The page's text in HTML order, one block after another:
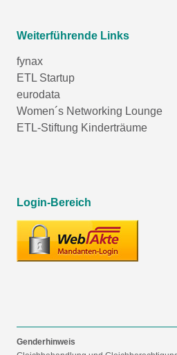
Weiterführende Links
fynax
ETL Startup
eurodata
Women´s Networking Lounge
ETL-Stiftung Kinderträume
Login-Bereich
Genderhinweis